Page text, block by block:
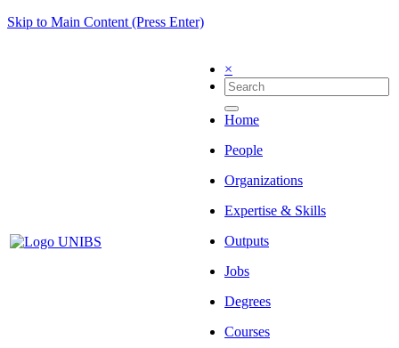
Skip to Main Content (Press Enter)
×
Home
People
Organizations
Expertise & Skills
Outputs
Jobs
Degrees
Courses